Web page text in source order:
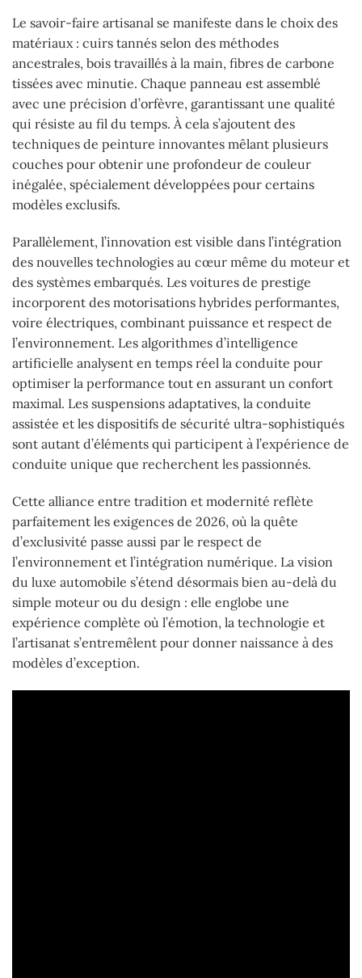
Le savoir-faire artisanal se manifeste dans le choix des
matériaux : cuirs tannés selon des méthodes
ancestrales, bois travaillés à la main, fibres de carbone
tissées avec minutie. Chaque panneau est assemblé
avec une précision d’orfèvre, garantissant une qualité
qui résiste au fil du temps. À cela s’ajoutent des
techniques de peinture innovantes mêlant plusieurs
couches pour obtenir une profondeur de couleur
inégalée, spécialement développées pour certains
modèles exclusifs.
Parallèlement, l’innovation est visible dans l’intégration
des nouvelles technologies au cœur même du moteur et
des systèmes embarqués. Les voitures de prestige
incorporent des motorisations hybrides performantes,
voire électriques, combinant puissance et respect de
l’environnement. Les algorithmes d’intelligence
artificielle analysent en temps réel la conduite pour
optimiser la performance tout en assurant un confort
maximal. Les suspensions adaptatives, la conduite
assistée et les dispositifs de sécurité ultra-sophistiqués
sont autant d’éléments qui participent à l’expérience de
conduite unique que recherchent les passionnés.
Cette alliance entre tradition et modernité reflète
parfaitement les exigences de 2026, où la quête
d’exclusivité passe aussi par le respect de
l’environnement et l’intégration numérique. La vision
du luxe automobile s’étend désormais bien au-delà du
simple moteur ou du design : elle englobe une
expérience complète où l’émotion, la technologie et
l’artisanat s’entremêlent pour donner naissance à des
modèles d’exception.